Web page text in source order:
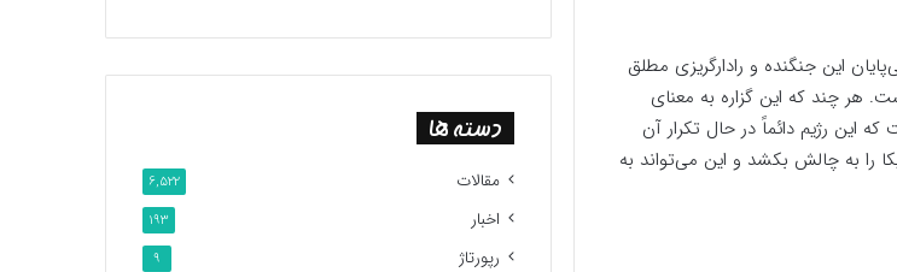
این جنگنده و رادارگریزی مطلق
هر چند که این گزاره به معنای
این رژیم دائماً در حال تکرار آن
را به چالش بکشد و این می‌تواند به
دسته ها
مقالات 6,522
اخبار 193
رپورتاژ 9